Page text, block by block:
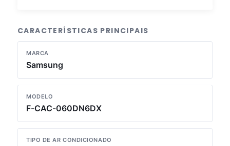
CARACTERÍSTICAS PRINCIPAIS
MARCA
Samsung
MODELO
F-CAC-060DN6DX
TIPO DE AR CONDICIONADO